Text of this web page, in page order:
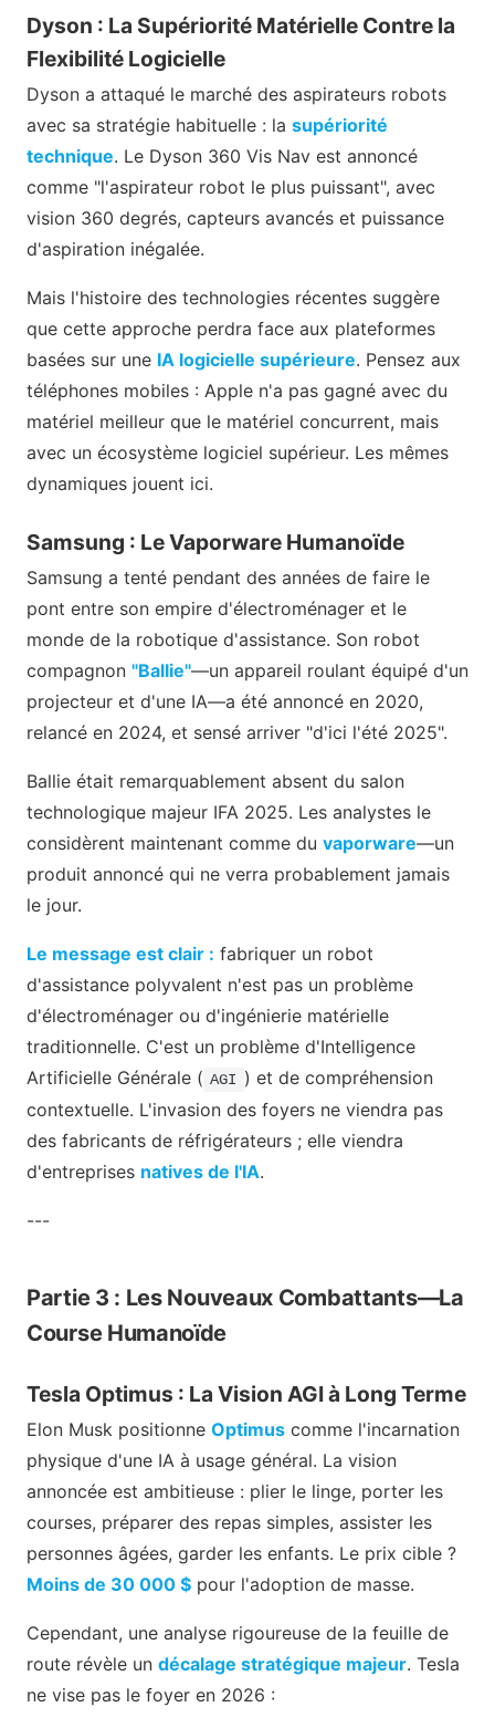
Dyson : La Supériorité Matérielle Contre la
Flexibilité Logicielle
Dyson a attaqué le marché des aspirateurs robots
avec sa stratégie habituelle : la supériorité
technique. Le Dyson 360 Vis Nav est annoncé
comme "l'aspirateur robot le plus puissant", avec
vision 360 degrés, capteurs avancés et puissance
d'aspiration inégalée.
Mais l'histoire des technologies récentes suggère
que cette approche perdra face aux plateformes
basées sur une IA logicielle supérieure. Pensez aux
téléphones mobiles : Apple n'a pas gagné avec du
matériel meilleur que le matériel concurrent, mais
avec un écosystème logiciel supérieur. Les mêmes
dynamiques jouent ici.
Samsung : Le Vaporware Humanoïde
Samsung a tenté pendant des années de faire le
pont entre son empire d'électroménager et le
monde de la robotique d'assistance. Son robot
compagnon "Ballie"—un appareil roulant équipé d'un
projecteur et d'une IA—a été annoncé en 2020,
relancé en 2024, et sensé arriver "d'ici l'été 2025".
Ballie était remarquablement absent du salon
technologique majeur IFA 2025. Les analystes le
considèrent maintenant comme du vaporware—un
produit annoncé qui ne verra probablement jamais
le jour.
Le message est clair : fabriquer un robot
d'assistance polyvalent n'est pas un problème
d'électroménager ou d'ingénierie matérielle
traditionnelle. C'est un problème d'Intelligence
Artificielle Générale ( AGI ) et de compréhension
contextuelle. L'invasion des foyers ne viendra pas
des fabricants de réfrigérateurs ; elle viendra
d'entreprises natives de l'IA.
---
Partie 3 : Les Nouveaux Combattants—La
Course Humanoïde
Tesla Optimus : La Vision AGI à Long Terme
Elon Musk positionne Optimus comme l'incarnation
physique d'une IA à usage général. La vision
annoncée est ambitieuse : plier le linge, porter les
courses, préparer des repas simples, assister les
personnes âgées, garder les enfants. Le prix cible ?
Moins de 30 000 $ pour l'adoption de masse.
Cependant, une analyse rigoureuse de la feuille de
route révèle un décalage stratégique majeur. Tesla
ne vise pas le foyer en 2026 :